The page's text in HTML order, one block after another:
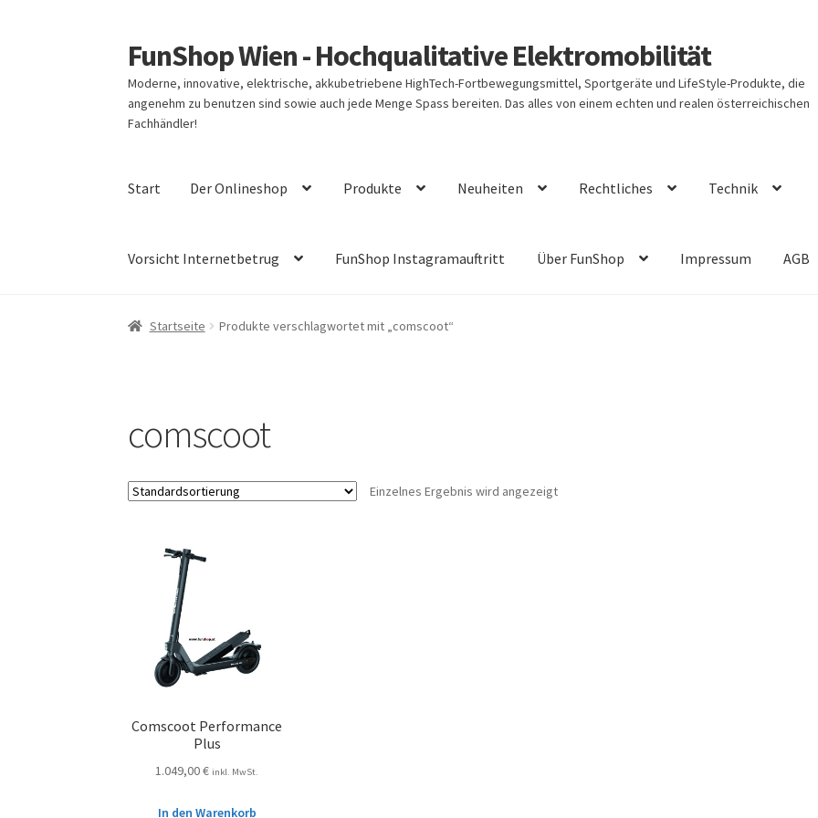
Zur
Navigation
springen
Zum
Inhalt
springen
FunShop Wien - Hochqualitative Elektromobilität
Moderne, innovative, elektrische, akkubetriebene HighTech-Fortbewegungsmittel, Sportgeräte und LifeStyle-Produkte, die
angenehm zu benutzen sind sowie auch jede Menge Spass bereiten. Das alles von einem echten und realen österreichischen
Fachhändler!
Start Der Onlineshop Produkte Neuheiten Rechtliches Technik
Vorsicht Internetbetrug FunShop Instagramauftritt Über FunShop Impressum AGB
Startseite Produkte verschlagwortet mit „comscoot“
comscoot
Einzelnes Ergebnis wird angezeigt
Comscoot Performance
Plus
1.049,00€ inkl. MwSt.
In den Warenkorb